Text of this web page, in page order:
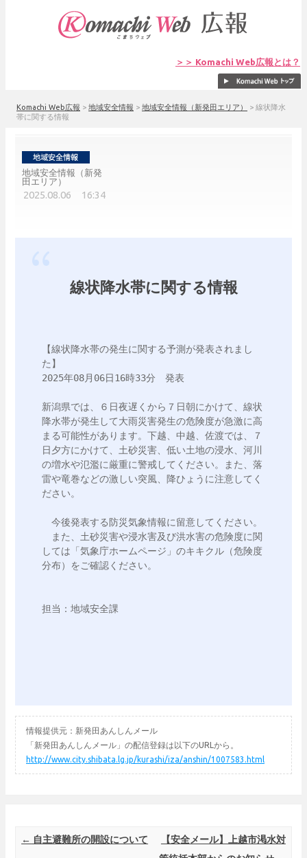
＞＞ Komachi Web広報とは？
Komachi Web広報 > 地域安全情報 > 地域安全情報（新発田エリア） > 線状降水
帯に関する情報
地域安全情報（新発
田エリア）
2025.08.06 16:34
線状降水帯に関する情報
【線状降水帯の発生に関する予測が発表されまし
た】
2025年08月06日16時33分　発表
新潟県では、６日夜遅くから７日朝にかけて、線状
降水帯が発生して大雨災害発生の危険度が急激に高
まる可能性があります。下越、中越、佐渡では、７
日夕方にかけて、土砂災害、低い土地の浸水、河川
の増水や氾濫に厳重に警戒してください。また、落
雷や竜巻などの激しい突風、降ひょうに注意してく
ださい。
今後発表する防災気象情報に留意してください。
また、土砂災害や浸水害及び洪水害の危険度に関
しては「気象庁ホームページ」のキキクル（危険度
分布）をご確認ください。
担当：地域安全課
情報提供元：新発田あんしんメール
「新発田あんしんメール」の配信登録は以下のURLから。
http://www.city.shibata.lg.jp/kurashi/iza/anshin/1007583.html
Post navigation
← 自主避難所の開設について
【安全メール】上越市渇水対